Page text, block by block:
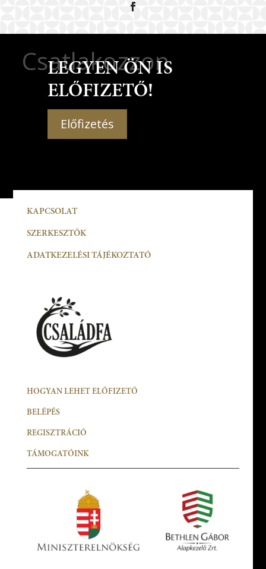
Csatlakozzon
LEGYEN ÖN IS
ELŐFIZETŐ!
Előfizetés
KAPCSOLAT
SZERKESZTŐK
ADATKEZELÉSI TÁJÉKOZTATÓ
HOGYAN LEHET ELŐFIZETŐ
BELÉPÉS
REGISZTRÁCIÓ
TÁMOGATÓINK